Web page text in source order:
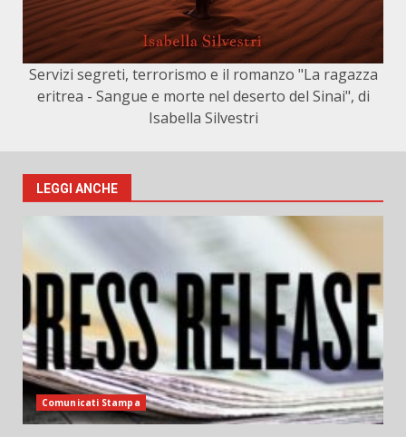
Servizi segreti, terrorismo e il romanzo "La ragazza
eritrea - Sangue e morte nel deserto del Sinai", di
Isabella Silvestri
LEGGI ANCHE
Comunicati Stampa